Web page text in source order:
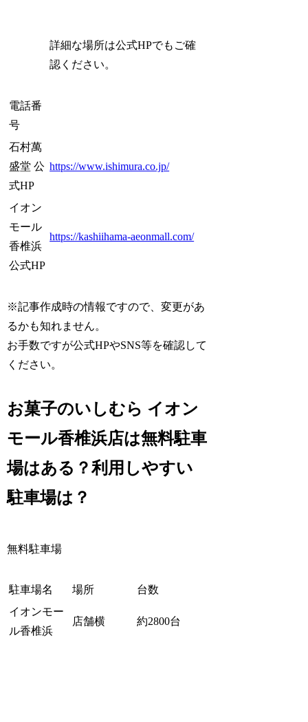
詳細な場所は公式HPでもご確
認ください。
電話番
号
石村萬
盛堂 公
式HP
https://www.ishimura.co.jp/
イオン
モール
香椎浜
公式HP
https://kashiihama-aeonmall.com/
※記事作成時の情報ですので、変更があ
るかも知れません。
お手数ですが公式HPやSNS等を確認して
ください。
お菓子のいしむら イオン
モール香椎浜店は無料駐車
場はある？利用しやすい
駐車場は？
無料駐車場
駐車場名 場所
台数
イオンモー
ル香椎浜
店舗横 約2800台